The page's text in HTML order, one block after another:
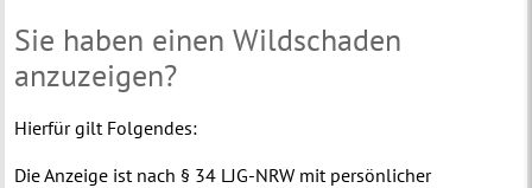
Sie haben einen Wildschaden
anzuzeigen?
Hierfür gilt Folgendes:
Die Anzeige ist nach § 34 LJG-NRW mit persönlicher